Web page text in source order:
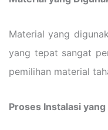
Material yang
yang tepat sangat
pemilihan material
Proses Instalasi